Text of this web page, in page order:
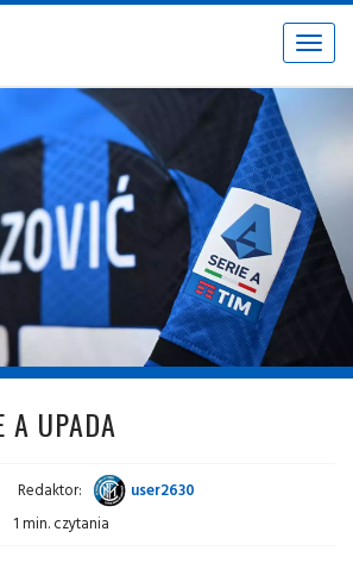
Toggle
A UPADA
Redaktor:
user2630
1 min. czytania